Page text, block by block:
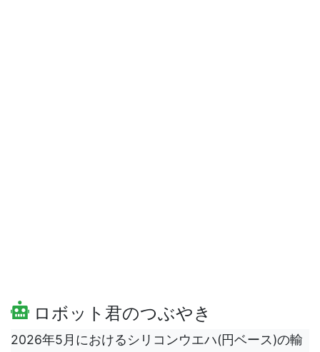
ロボット君のつぶやき
2026年5月におけるシリコンウエハ(円ベース)の輸